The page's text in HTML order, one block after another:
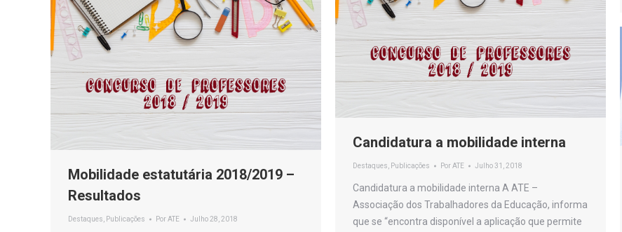
Candidatura a mobilidade interna
Destaques Publicações PorATE Julho 31, 2018
Candidatura a mobilidade interna A ATE –
Associação dos Trabalhadores da Educação, informa
que se “encontra disponível a aplicação que permite
Mobilidade estatutária 2018/2019 –
Resultados
Destaques Publicações PorATE Julho 28, 2018